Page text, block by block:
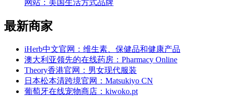
网站：美国生活方式品牌
最新商家
iHerb中文官网：维生素、保健品和健康产品
澳大利亚领先的在线药房：Pharmacy Online
Theory香港官网：男女现代服装
日本松本清跨境官网：Matsukiyo CN
葡萄牙在线宠物商店：kiwoko.pt